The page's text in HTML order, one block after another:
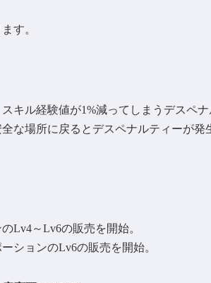
す。
キル経験値が1%減ってしまうデスペ
な場所に戻るとデスペナルティーが発
Lv4～Lv6の販売を開始。
ションのLv6の販売を開始。